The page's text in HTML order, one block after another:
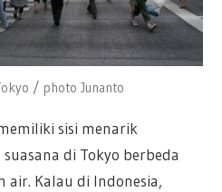
/ photo Junanto
sisi menarik
di Tokyo berbeda
air. Kalau di Indonesia,